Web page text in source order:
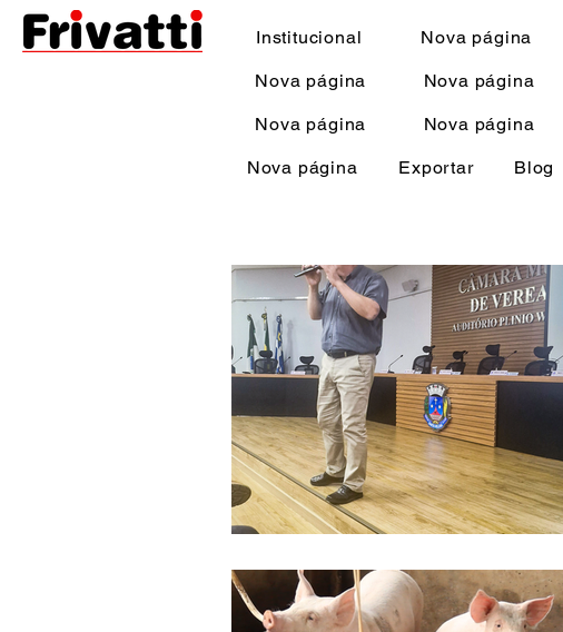
Institucional Nova página
Nova página Nova página
Nova página Nova página
Nova página Exportar Blog